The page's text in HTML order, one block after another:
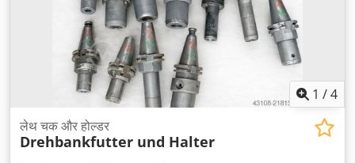
1 /4
लेथ चक और होल्डर
Drehbankfutter und Halter